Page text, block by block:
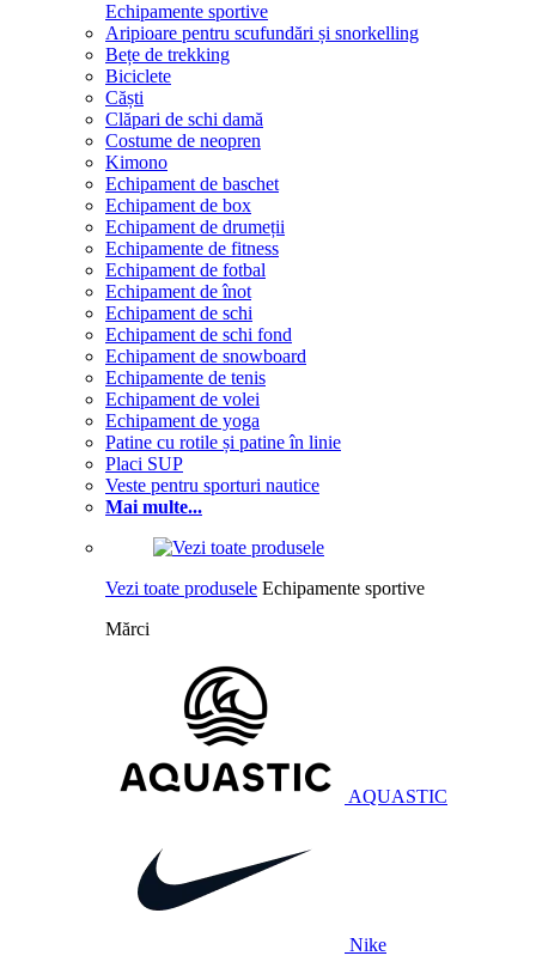
Echipamente sportive
Aripioare pentru scufundări și snorkelling
Bețe de trekking
Biciclete
Căști
Clăpari de schi damă
Costume de neopren
Kimono
Echipament de baschet
Echipament de box
Echipament de drumeții
Echipamente de fitness
Echipament de fotbal
Echipament de înot
Echipament de schi
Echipament de schi fond
Echipament de snowboard
Echipamente de tenis
Echipament de volei
Echipament de yoga
Patine cu rotile și patine în linie
Placi SUP
Veste pentru sporturi nautice
Mai multe...
Vezi toate produsele Echipamente sportive
Mărci
AQUASTIC
Nike